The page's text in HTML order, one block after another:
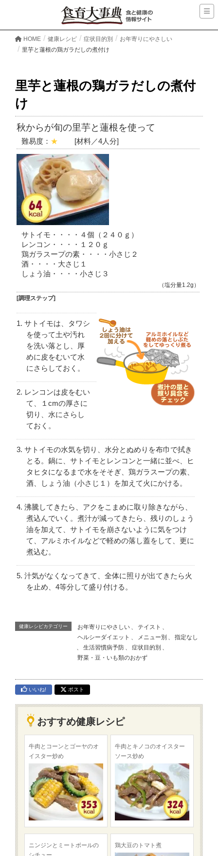
HOME 健康レシピ 症状目的別
お年寄りにやさしい
里芋と蓮根の鶏ガラだしの煮付け
里芋と蓮根の鶏ガラだしの煮付
け
秋からが旬の里芋と蓮根を使って
難易度： ★ [材料／4人分]
サトイモ・・・・４個（２４０ｇ）
レンコン・・・・１２０ｇ
鶏ガラスープの素・・・・小さじ２
酒・・・・大さじ１
しょう油・・・・小さじ３
（塩分量1.2g）
[調理ステップ]
サトイモは、タワシ
を使って土や汚れ
を洗い落とし、厚
めに皮をむいて水
にさらしておく。
レンコンは皮をむい
て、１cmの厚さに
切り、水にさらし
ておく。
サトイモの水気を切り、水分とぬめりを布巾で拭き
とる。鍋に、サトイモとレンコンと一緒に並べ、ヒ
タヒタになるまで水をそそぎ、鶏ガラスープの素、
酒、しょう油（小さじ１）を加えて火にかける。
沸騰してきたら、アクをこまめに取り除きながら、
煮込んでいく。煮汁が減ってきたら、残りのしょう
油を加えて、サトイモを崩さないように気をつけ
て、アルミホイルなどで軽めの落し蓋をして、更に
煮込む。
汁気がなくなってきて、全体に照りが出てきたら火
を止め、4等分して盛り付ける。
健康レシピカテゴリー お年寄りにやさしい 、 テイスト 、
ヘルシーダイエット 、 メニュー別 、
指定なし
、
生活習慣病予防 、 症状目的別 、
野菜・豆・いも類のおかず
いいね! ポスト
おすすめ健康レシピ
牛肉とコーンとゴーヤのオ
イスター炒め
牛肉とキノコのオイスター
ソース炒め
ニンジンとミートボールの
鶏大豆のトマト煮